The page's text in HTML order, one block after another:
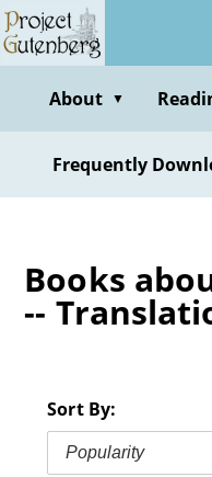
Skip
to
contentAbout ▼
Frequently
Books
--
Sort By:
Popularity